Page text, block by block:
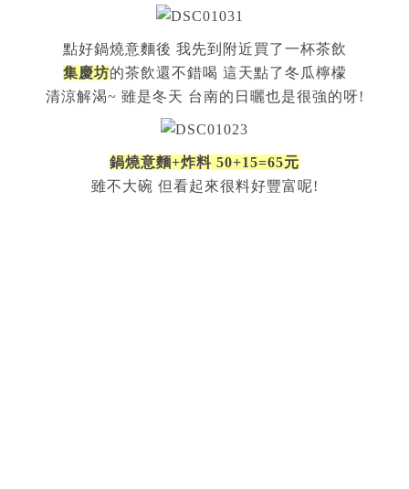
點好鍋燒意麵後 我先到附近買了一杯茶飲
集慶坊的茶飲還不錯喝 這天點了冬瓜檸檬
清涼解渴~ 雖是冬天 台南的日曬也是很強的呀!
鍋燒意麵+炸料 50+15=65元
雖不大碗 但看起來很料好豐富呢!